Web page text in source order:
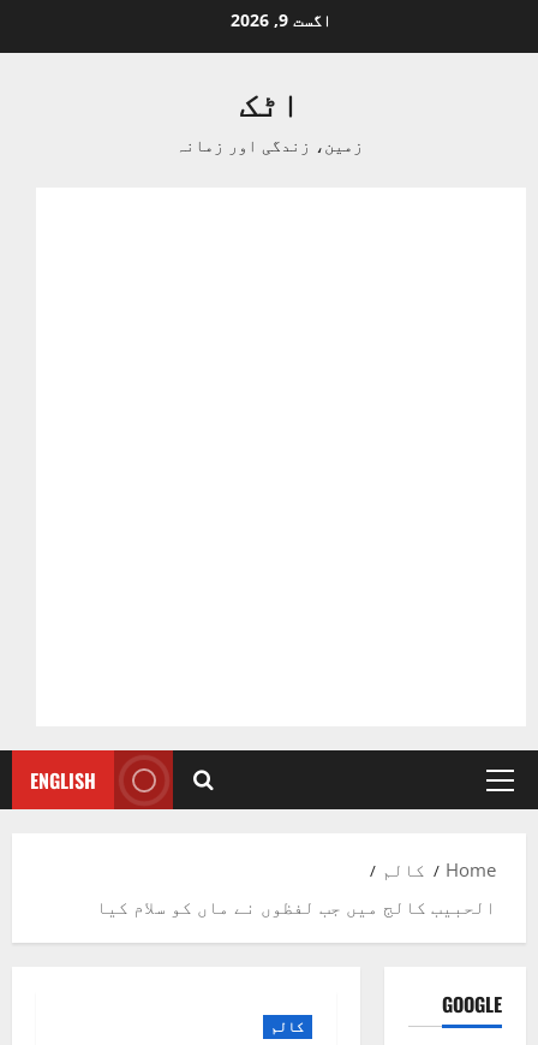
to
اگست 9, 2026
اٹک
زمین، زندگی اور زمانہ
Primary
ENGLISH
Home
کالم
الحبیب کالج میں جب لفظوں نے ماں کو سلام کیا
کالم
GOOGLE